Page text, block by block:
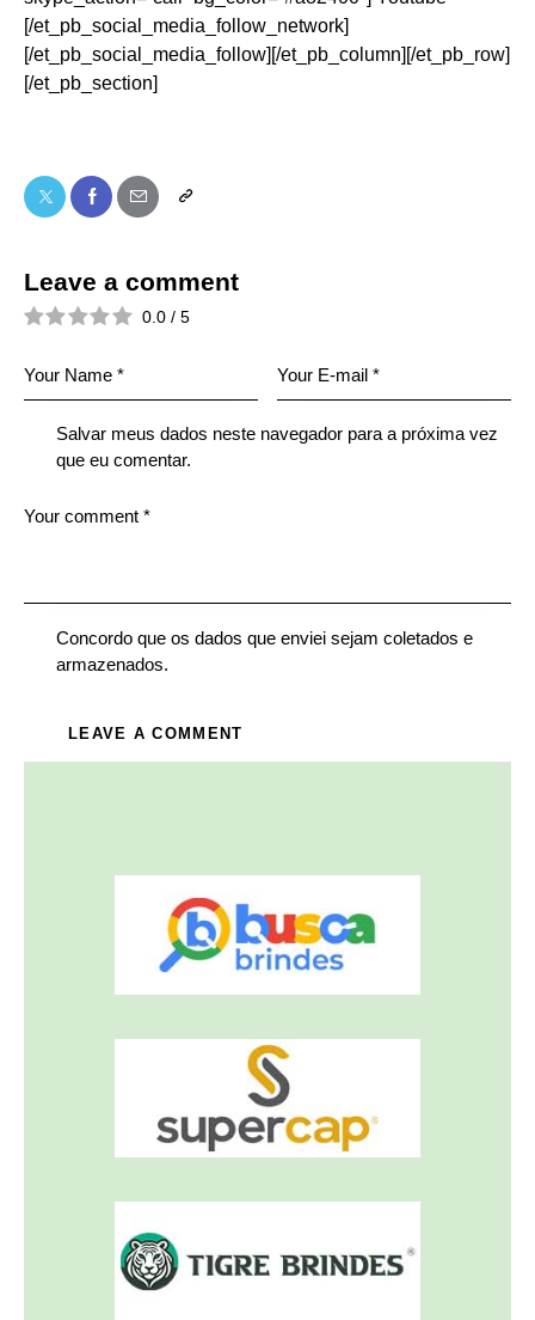
[/et_pb_social_media_follow_network]
[/et_pb_social_media_follow][/et_pb_column][/et_pb_row]
[/et_pb_section]
Leave a comment
0.0 / 5
Salvar meus dados neste navegador para a próxima vez
que eu comentar.
Concordo que os dados que enviei sejam coletados e
armazenados.